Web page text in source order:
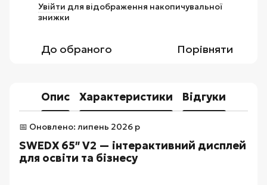
Увійти для відображення накопичувальної
знижки
До обраного Порівняти
Опис Характеристики Відгуки
📅 Оновлено: липень 2026 р
SWEDX 65″ V2 — інтерактивний дисплей
для освіти та бізнесу